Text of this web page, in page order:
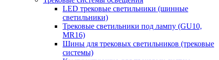
LED трековые светильники (шинные
светильники)
Трековые светильники под лампу (GU10,
MR16)
Шины для трековых светильников (трековые
системы)